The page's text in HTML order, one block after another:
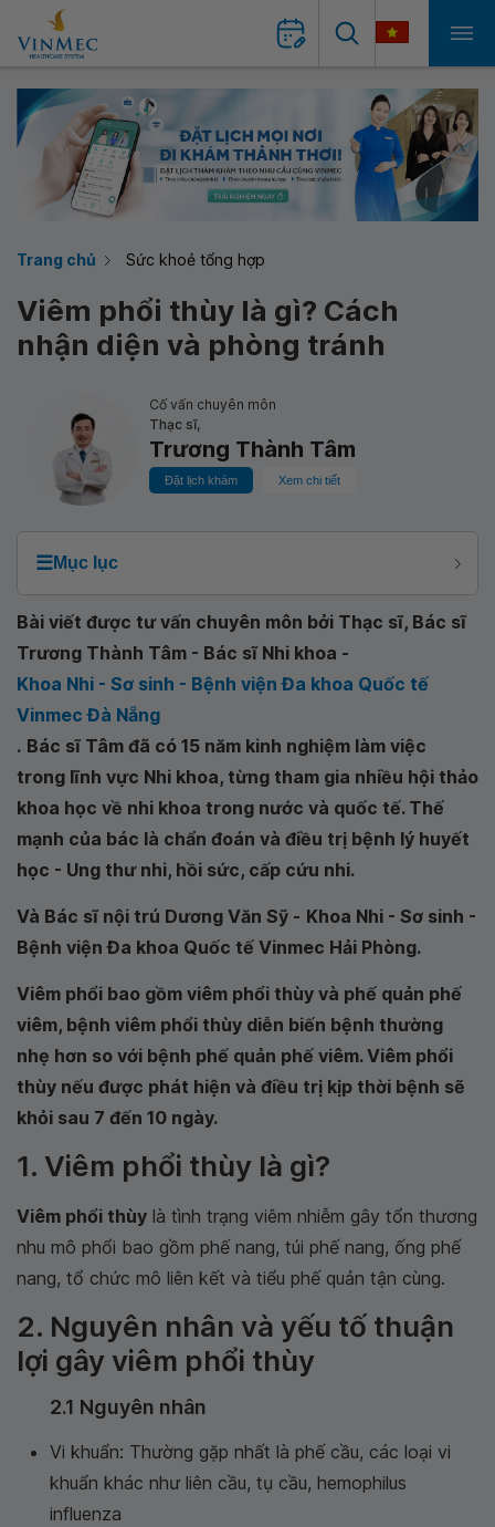
Trang chủ Sức khoẻ tổng hợp
Viêm phổi thùy là gì? Cách
nhận diện và phòng tránh
Cố vấn chuyên môn
Thạc sĩ,
Trương Thành Tâm
Đặt lịch khám Xem chi tiết
☰Mục lục
Bài viết được tư vấn chuyên môn bởi Thạc sĩ, Bác sĩ
Trương Thành Tâm - Bác sĩ Nhi khoa -
Khoa Nhi - Sơ sinh - Bệnh viện Đa khoa Quốc tế
Vinmec Đà Nẵng
. Bác sĩ Tâm đã có 15 năm kinh nghiệm làm việc
trong lĩnh vực Nhi khoa, từng tham gia nhiều hội thảo
khoa học về nhi khoa trong nước và quốc tế. Thế
mạnh của bác là chẩn đoán và điều trị bệnh lý huyết
học - Ung thư nhi, hồi sức, cấp cứu nhi.
Và Bác sĩ nội trú Dương Văn Sỹ - Khoa Nhi - Sơ sinh -
Bệnh viện Đa khoa Quốc tế Vinmec Hải Phòng.
Viêm phổi bao gồm viêm phổi thùy và phế quản phế
viêm, bệnh viêm phổi thùy diễn biến bệnh thường
nhẹ hơn so với bệnh phế quản phế viêm. Viêm phổi
thùy nếu được phát hiện và điều trị kịp thời bệnh sẽ
khỏi sau 7 đến 10 ngày.
1. Viêm phổi thùy là gì?
Viêm phổi thùy là tình trạng viêm nhiễm gây tổn thương
nhu mô phổi bao gồm phế nang, túi phế nang, ống phế
nang, tổ chức mô liên kết và tiểu phế quản tận cùng.
2. Nguyên nhân và yếu tố thuận
lợi gây viêm phổi thùy
2.1 Nguyên nhân
Vi khuẩn: Thường gặp nhất là phế cầu, các loại vi
khuẩn khác như liên cầu, tụ cầu, hemophilus
influenza